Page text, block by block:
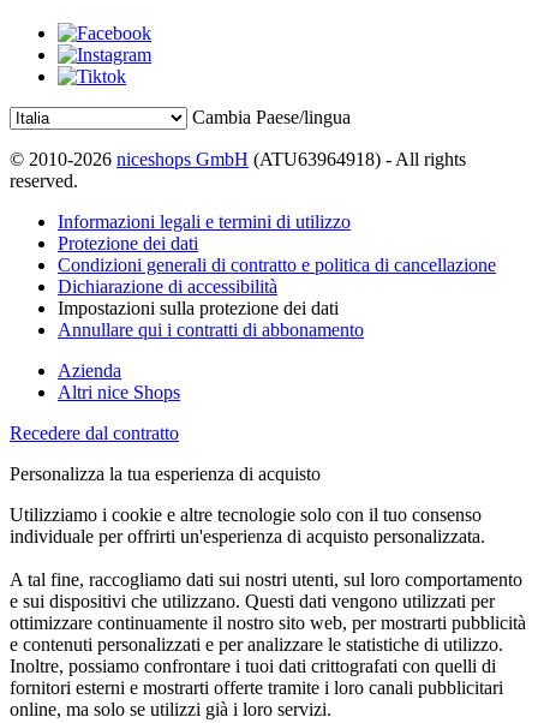
Cambia Paese/lingua
© 2010-2026 niceshops GmbH (ATU63964918) - All rights
reserved.
Informazioni legali e termini di utilizzo
Protezione dei dati
Condizioni generali di contratto e politica di cancellazione
Dichiarazione di accessibilità
Impostazioni sulla protezione dei dati
Annullare qui i contratti di abbonamento
Azienda
Altri nice Shops
Recedere dal contratto
Personalizza la tua esperienza di acquisto
Utilizziamo i cookie e altre tecnologie solo con il tuo consenso
individuale per offrirti un'esperienza di acquisto personalizzata.
A tal fine, raccogliamo dati sui nostri utenti, sul loro comportamento
e sui dispositivi che utilizzano. Questi dati vengono utilizzati per
ottimizzare continuamente il nostro sito web, per mostrarti pubblicità
e contenuti personalizzati e per analizzare le statistiche di utilizzo.
Inoltre, possiamo confrontare i tuoi dati crittografati con quelli di
fornitori esterni e mostrarti offerte tramite i loro canali pubblicitari
online, ma solo se utilizzi già i loro servizi.